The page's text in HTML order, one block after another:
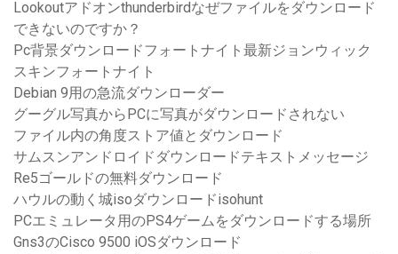
Lookoutアドオンthunderbirdなぜファイルをダウンロード
できないのですか？
Pc背景ダウンロードフォートナイト最新ジョンウィック
スキンフォートナイト
Debian 9用の急流ダウンローダー
グーグル写真からPCに写真がダウンロードされない
ファイル内の角度ストア値とダウンロード
サムスンアンドロイドダウンロードテキストメッセージ
Re5ゴールドの無料ダウンロード
ハウルの動く城isoダウンロードisohunt
PCエミュレータ用のPS4ゲームをダウンロードする場所
Gns3のCisco 9500 iOSダウンロード